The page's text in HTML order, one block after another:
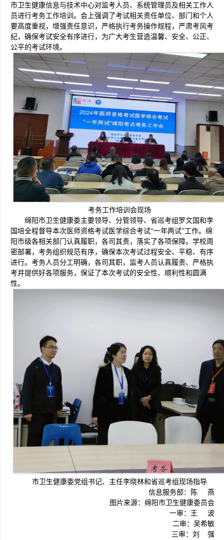
市卫生健康信息与技术中心对监考人员、系统管理员及相关工作人
员进行考务工作培训。会上强调了考试相关责任单位、部门和个人
要高度重视，增强责任意识，严格执行考务操作规程，严肃考风考
纪，确保考试安全有序进行，为广大考生营造温馨、安全、公正、
公平的考试环境。
考务工作培训会现场
绵阳市卫生健康委主要领导、分管领导、省巡考组罗文国和李
国培全程督导本次医师资格考试医学综合考试“一年两试”工作。绵
阳市级各相关部门认真履职，各司其责，落实了各项保障。学校周
密部署，考务组织规范有序，确保本次考试过程安全、平稳、有序
进行。考务人员分工明确，各司其职，监考人员认真履责、严格执
考并提供好各项服务，保证了本次考试的安全性、顺利性和圆满
性。
市卫生健康委党组书记、主任李晓林和省巡考组现场指导
信息服务部：陈 燕
图片来源：绵阳市卫生健康委员会
一审：王 波
二审：吴希敏
三审：刘 强